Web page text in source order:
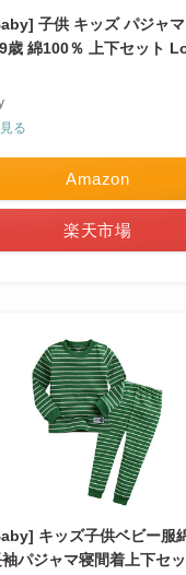
子供 キッズ パジャ
歳 綿100％ 上下セット
る
Amazon
楽天市場
キッズ子供ベビー服
パジャマ寝間着上下セ